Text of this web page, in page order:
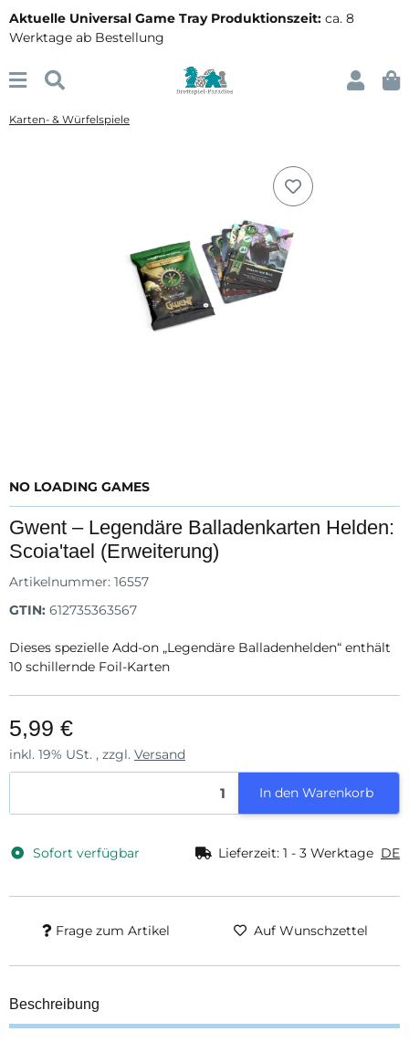
Aktuelle Universal Game Tray Produktionszeit: ca. 8
Werktage ab Bestellung
Karten- & Würfelspiele
NO LOADING GAMES
Gwent – Legendäre Balladenkarten Helden:
Scoia'tael (Erweiterung)
Artikelnummer: 16557
GTIN: 612735363567
Dieses spezielle Add-on „Legendäre Balladenhelden“ enthält
10 schillernde Foil-Karten
5,99 €
inkl. 19% USt. , zzgl. Versand
In den Warenkorb
Sofort verfügbar Lieferzeit: 1 - 3 Werktage DE
Frage zum Artikel Auf Wunschzettel
Beschreibung